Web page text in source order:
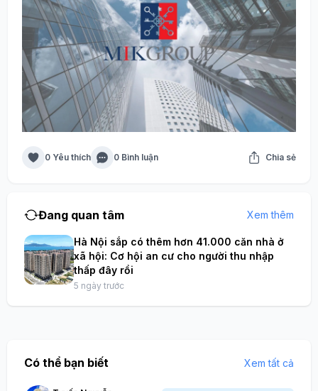
0 Yêu thích 0 Bình luận Chia sẻ
Đang quan tâm Xem thêm
Hà Nội sắp có thêm hơn 41.000 căn nhà ở
xã hội: Cơ hội an cư cho người thu nhập
thấp đây rồi
5 ngày trước
Có thể bạn biết Xem tất cả